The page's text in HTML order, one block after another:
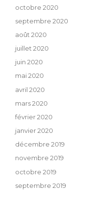
octobre 2020
septembre 2020
août 2020
juillet 2020
juin 2020
mai 2020
avril 2020
mars 2020
février 2020
janvier 2020
décembre 2019
novembre 2019
octobre 2019
septembre 2019